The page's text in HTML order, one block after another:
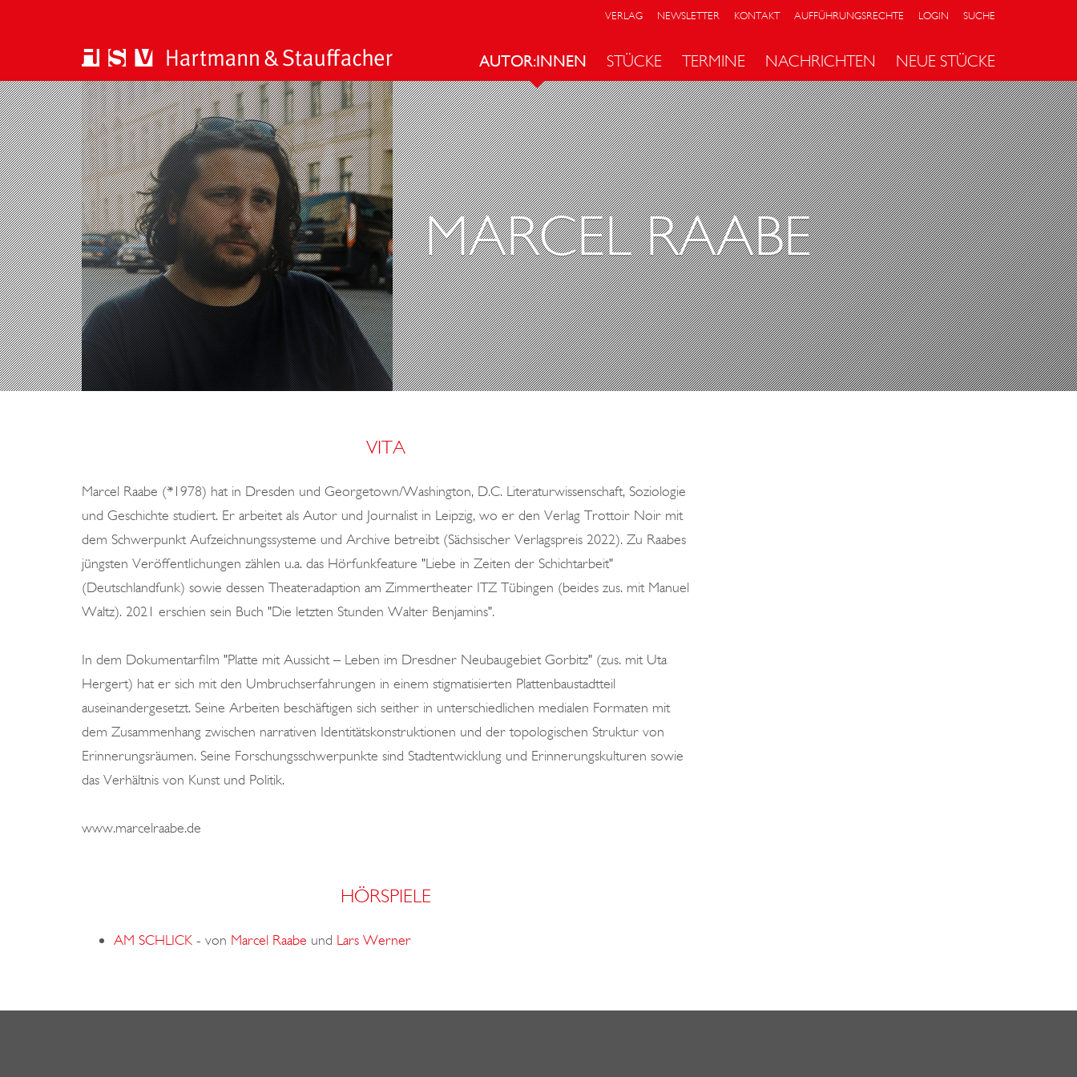
VERLAG NEWSLETTER KONTAKT AUFFÜHRUNGSRECHTE LOGIN SUCHE
AUTOR:INNEN STÜCKE TERMINE NACHRICHTEN NEUE STÜCKE
MARCEL RAABE
VITA
Marcel Raabe (*1978) hat in Dresden und Georgetown/Washington, D.C. Literaturwissenschaft, Soziologie
und Geschichte studiert. Er arbeitet als Autor und Journalist in Leipzig, wo er den Verlag Trottoir Noir mit
dem Schwerpunkt Aufzeichnungssysteme und Archive betreibt (Sächsischer Verlagspreis 2022). Zu Raabes
jüngsten Veröffentlichungen zählen u.a. das Hörfunkfeature "Liebe in Zeiten der Schichtarbeit"
(Deutschlandfunk) sowie dessen Theateradaption am Zimmertheater ITZ Tübingen (beides zus. mit Manuel
Waltz). 2021 erschien sein Buch "Die letzten Stunden Walter Benjamins".
In dem Dokumentarfilm "Platte mit Aussicht – Leben im Dresdner Neubaugebiet Gorbitz" (zus. mit Uta
Hergert) hat er sich mit den Umbruchserfahrungen in einem stigmatisierten Plattenbaustadtteil
auseinandergesetzt. Seine Arbeiten beschäftigen sich seither in unterschiedlichen medialen Formaten mit
dem Zusammenhang zwischen narrativen Identitätskonstruktionen und der topologischen Struktur von
Erinnerungsräumen. Seine Forschungsschwerpunkte sind Stadtentwicklung und Erinnerungskulturen sowie
das Verhältnis von Kunst und Politik.
www.marcelraabe.de
HÖRSPIELE
AM SCHLICK - von Marcel Raabe und Lars Werner